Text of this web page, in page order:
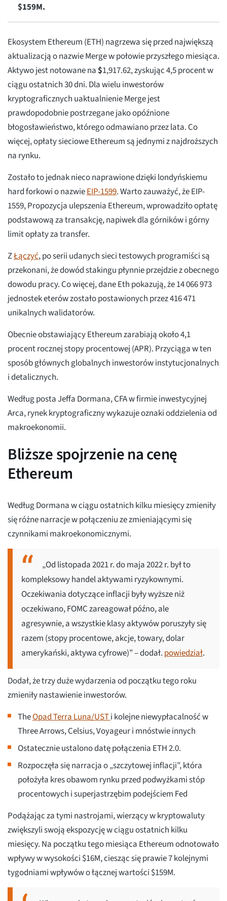
$159M.
Ekosystem Ethereum (ETH) nagrzewa się przed największą
aktualizacją o nazwie Merge w połowie przyszłego miesiąca.
Aktywo jest notowane na$1,917.62, zyskując 4,5 procent w
ciągu ostatnich 30 dni. Dla wielu inwestorów
kryptograficznych uaktualnienie Merge jest
prawdopodobnie postrzegane jako opóźnione
błogosławieństwo, którego odmawiano przez lata. Co
więcej, opłaty sieciowe Ethereum są jednymi z najdroższych
na rynku.
Zostało to jednak nieco naprawione dzięki londyńskiemu
hard forkowi o nazwieEIP-1599. Warto zauważyć, że EIP-
1559, Propozycja ulepszenia Ethereum, wprowadziło opłatę
podstawową za transakcję, napiwek dla górników i górny
limit opłaty za transfer.
ZŁączyć, po serii udanych sieci testowych programiści są
przekonani, że dowód stakingu płynnie przejdzie z obecnego
dowodu pracy. Co więcej, dane Eth pokazują, że 14 066 973
jednostek eterów zostało postawionych przez 416 471
unikalnych walidatorów.
Obecnie obstawiający Ethereum zarabiają około 4,1
procent rocznej stopy procentowej (APR). Przyciąga w ten
sposób głównych globalnych inwestorów instytucjonalnych
i detalicznych.
Według posta Jeffa Dormana, CFA w firmie inwestycyjnej
Arca, rynek kryptograficzny wykazuje oznaki oddzielenia od
makroekonomii.
Bliższe spojrzenie na cenę
Ethereum
Według Dormana w ciągu ostatnich kilku miesięcy zmieniły
się różne narracje w połączeniu ze zmieniającymi się
czynnikami makroekonomicznymi.
„Od listopada 2021 r. do maja 2022 r. był to
kompleksowy handel aktywami ryzykownymi.
Oczekiwania dotyczące inflacji były wyższe niż
oczekiwano, FOMC zareagował późno, ale
agresywnie, a wszystkie klasy aktywów poruszyły się
razem (stopy procentowe, akcje, towary, dolar
amerykański, aktywa cyfrowe)” – dodał. powiedział.
Dodał, że trzy duże wydarzenia od początku tego roku
zmieniły nastawienie inwestorów.
TheOpad Terra Luna/USTi kolejne niewypłacalność w
Three Arrows, Celsius, Voyageur i mnóstwie innych
Ostatecznie ustalono datę połączenia ETH 2.0.
Rozpoczęła się narracja o „szczytowej inflacji”, która
położyła kres obawom rynku przed podwyżkami stóp
procentowych i superjastrzębim podejściem Fed
Podążając za tymi nastrojami, wierzący w kryptowaluty
zwiększyli swoją ekspozycję w ciągu ostatnich kilku
miesięcy. Na początku tego miesiąca Ethereum odnotowało
wpływy w wysokości $16M, ciesząc się prawie 7 kolejnymi
tygodniami wpływów o łącznej wartości $159M.